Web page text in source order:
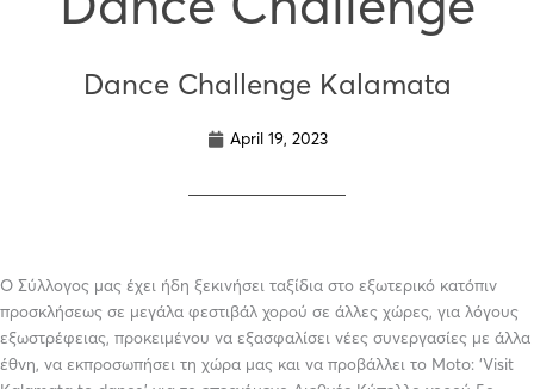
Dance Challenge Kalamata
April 19, 2023
O Σύλλογος μας έχει ήδη ξεκινήσει ταξίδια στο εξωτερικό κατόπιν
προσκλήσεως σε μεγάλα φεστιβάλ χορού σε άλλες χώρες, για λόγους
εξωστρέφειας, προκειμένου να εξασφαλίσει νέες συνεργασίες με άλλα
έθνη, να εκπροσωπήσει τη χώρα μας και να προβάλλει το Moto: ‘Visit